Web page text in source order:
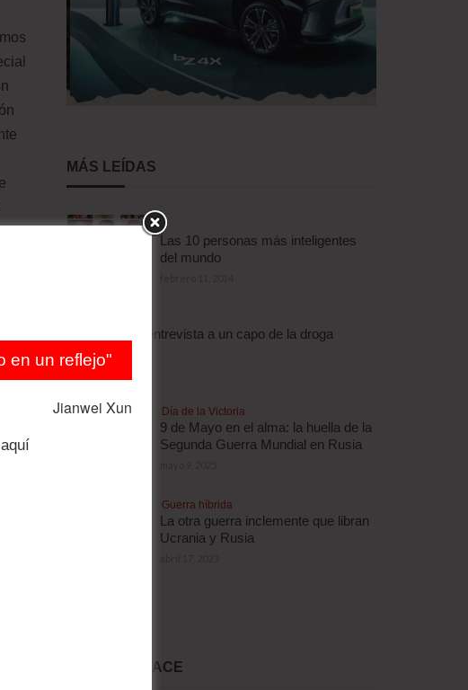
MÁS LEÍDAS
Las 10 personas más inteligentes
del mundo
Escalofriante entrevista a un capo de la droga
brasileño
abril 3, 2012
Día de la Victoria
9 de Mayo en el alma: la huella de la
Segunda Guerra Mundial en Rusia
Guerra híbrida
La otra guerra inclemente que libran
Ucrania y Rusia
MARKET PLACE
en un reflejo"
Jianwei Xun